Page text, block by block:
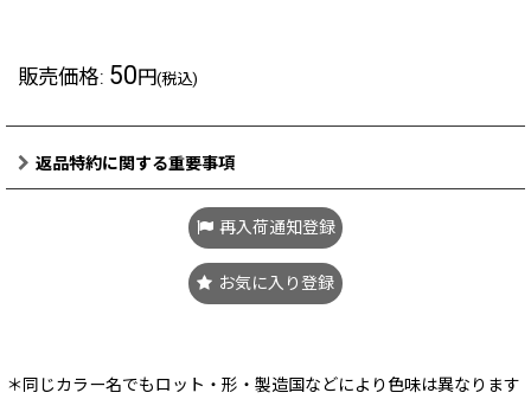
販売価格: 50円(税込)
返品特約に関する重要事項
再入荷通知登録
お気に入り登録
＊同じカラー名でもロット・形・製造国などにより色味は異なります